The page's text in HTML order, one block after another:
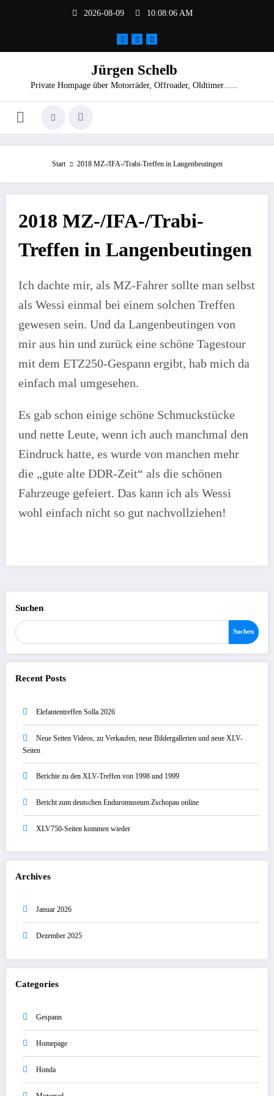
2026-08-09 10:08:06 AM
Jürgen Schelb
Private Hompage über Motorräder, Offroader, Oldtimer…..
Start 2018 MZ-/IFA-/Trabi-Treffen in Langenbeutingen
2018 MZ-/IFA-/Trabi-
Treffen in Langenbeutingen
Ich dachte mir, als MZ-Fahrer sollte man selbst
als Wessi einmal bei einem solchen Treffen
gewesen sein. Und da Langenbeutingen von
mir aus hin und zurück eine schöne Tagestour
mit dem ETZ250-Gespann ergibt, hab mich da
einfach mal umgesehen.
Es gab schon einige schöne Schmuckstücke
und nette Leute, wenn ich auch manchmal den
Eindruck hatte, es wurde von manchen mehr
die „gute alte DDR-Zeit“ als die schönen
Fahrzeuge gefeiert. Das kann ich als Wessi
wohl einfach nicht so gut nachvollziehen!
Suchen
Suchen
Recent Posts
Elefantentreffen Solla 2026
Neue Seiten Videos, zu Verkaufen, neue Bildergallerien und neue XLV-
Seiten
Berichte zu den XLV-Treffen von 1998 und 1999
Bericht zum deutschen Enduromuseum Zschopau online
XLV750-Seiten kommen wieder
Archives
Januar 2026
Dezember 2025
Categories
Gespann
Homepage
Honda